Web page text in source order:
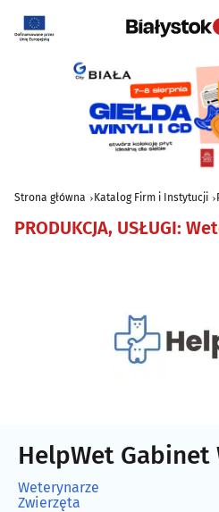
Strona główna Katalog Firm i Instytucji
PRODUKCJA, USŁUGI:
HelpWet
Weterynarze
Zwierzęta